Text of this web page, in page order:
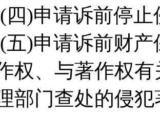
四)申请诉前停
五)申请诉前财
权、与著作权
部门查处的侵